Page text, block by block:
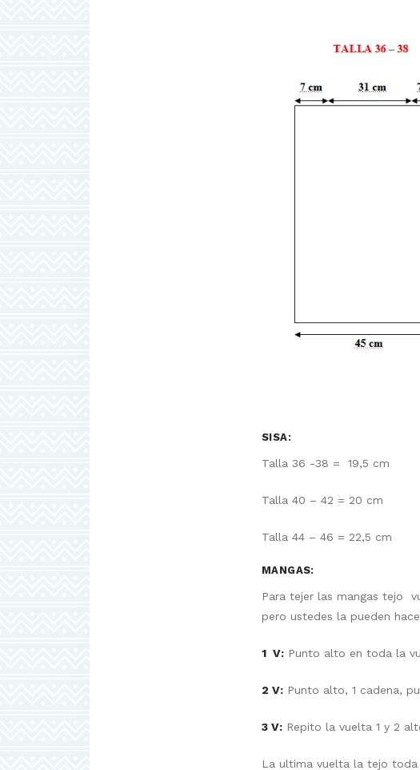
SISA:
Talla 36 -38 = 19,5 cm
Talla 40 – 42 = 20 cm
Talla 44 – 46 = 22,5 cm
MANGAS:
Para tejer las mangas tejo
pero ustedes la pueden
1 V: Punto alto en toda la
2 V: Punto alto, 1 cadena,
3 V: Repito la vuelta 1 y 2
La ultima vuelta la tejo